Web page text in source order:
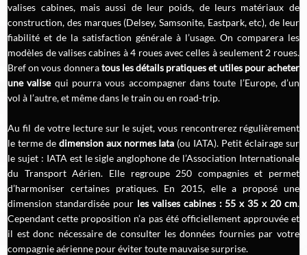
valises cabines, mais aussi de leur poids, de leurs matériaux de
construction, des marques (Delsey, Samsonite, Eastpark, etc), de leur
fiabilité et de la satisfaction générale à l’usage. On comparera les
modèles de valises cabines à 4 roues avec celles à seulement 2 roues.
Bref on vous donneratous les détails pratiques et utiles pour acheter
une valisequi pourra vous accompagner dans toute l’Europe, d’un
vol à l’autre, et même dans le train ou en road-trip.
Au fil de votre lecture sur le sujet, vous rencontrerez régulièrement
le terme de dimension aux normes Iata (ou IATA). Petit éclairage sur
le sujet : IATA est le sigle anglophone de l’Association Internationale
du Transport Aérien. Elle regroupe 250 compagnies et permet
d’harmoniser certaines pratiques. En 2015, elle a proposé une
dimension standardisée pour les valises cabines : 55 x 35 x 20 cm.
Cependant cette proposition n’a pas été officiellement approuvée et
il est donc nécessaire de consulter les données fournies par votre
compagnie aérienne pour éviter toute mauvaise surprise.